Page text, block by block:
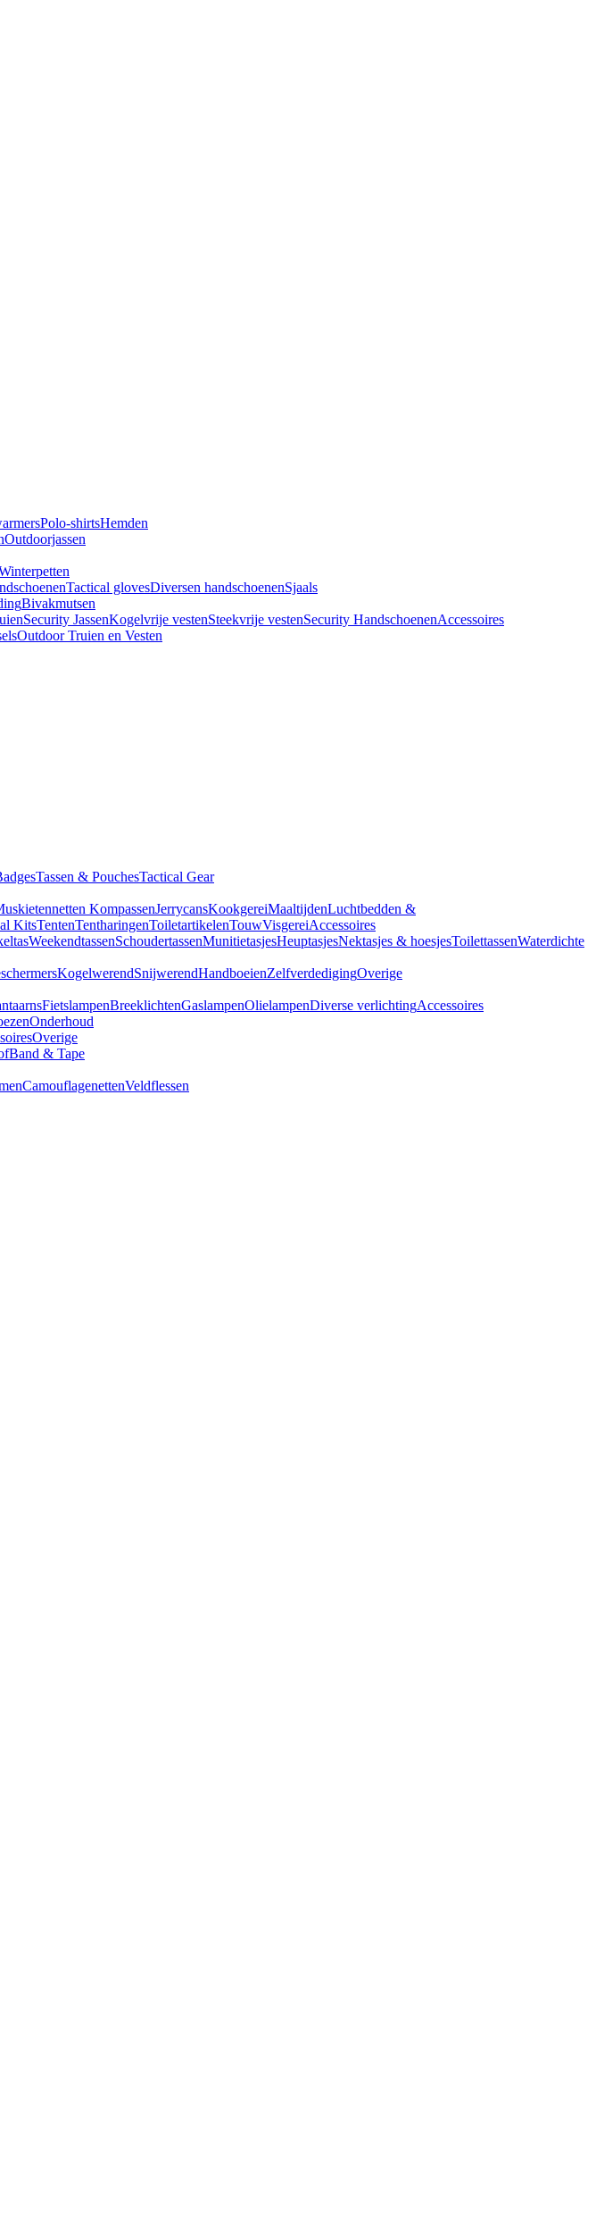
Polo-shirtsHemden
Outdoorjassen
Tactical glovesDiversen handschoenenSjaals
Bivakmutsen
Security JassenKogelvrije vestenSteekvrije vestenSecurity HandschoenenAccessoires
Outdoor Truien en Vesten
Tassen & PouchesTactical Gear
KompassenJerrycansKookgereiMaaltijdenLuchtbedden &
KitsTentenTentharingenToiletartikelenTouwVisgereiAccessoires
WeekendtassenSchoudertassenMunitietasjesHeuptasjesNektasjes & hoesjesToilettassenWaterdichte
KogelwerendSnijwerendHandboeienZelfverdedigingOverige
FietslampenBreeklichtenGaslampenOlielampenDiverse verlichtingAccessoires
Onderhoud
Overige
Band & Tape
CamouflagenettenVeldflessen